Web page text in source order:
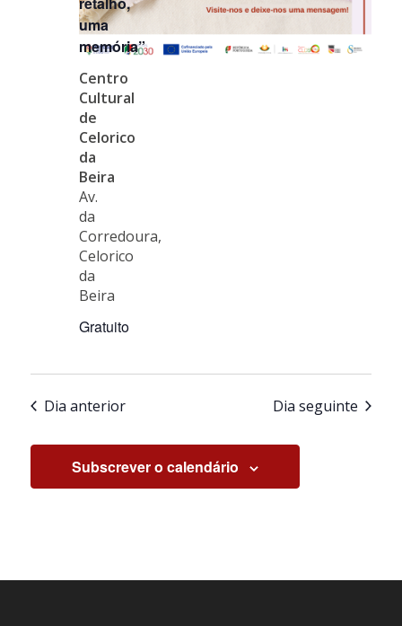
uma
memória”
Centro
Cultural
de
Celorico
da
Beira
Av.
da
Corredoura,
Celorico
da
Beira
Gratuito
Dia anterior Dia seguinte
Subscrever o calendário